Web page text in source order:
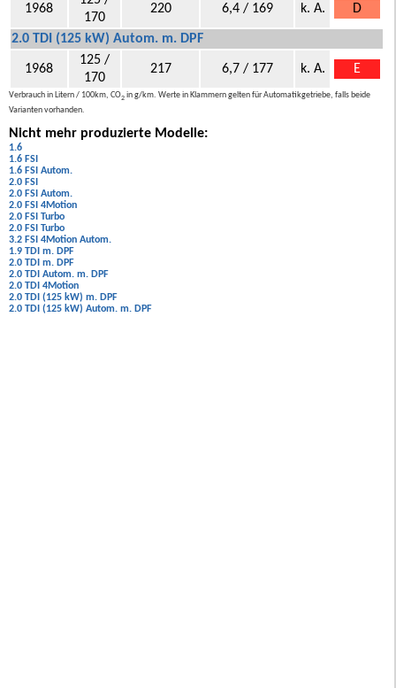
1968
170
220 6,4 / 169 k. A. D
2.0 TDI (125 kW) Autom. m. DPF
1968
125 /
170
217 6,7 / 177 k. A. E
Verbrauch in Litern / 100km, CO2 in g/km. Werte in Klammern gelten für Automatikgetriebe, falls beide
Varianten vorhanden.
Nicht mehr produzierte Modelle:
1.6
1.6 FSI
1.6 FSI Autom.
2.0 FSI
2.0 FSI Autom.
2.0 FSI 4Motion
2.0 FSI Turbo
2.0 FSI Turbo
3.2 FSI 4Motion Autom.
1.9 TDI m. DPF
2.0 TDI m. DPF
2.0 TDI Autom. m. DPF
2.0 TDI 4Motion
2.0 TDI (125 kW) m. DPF
2.0 TDI (125 kW) Autom. m. DPF